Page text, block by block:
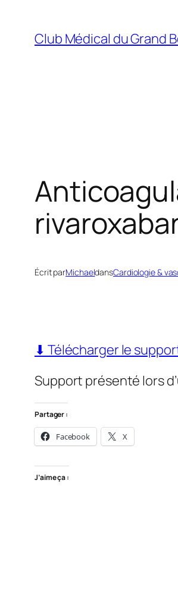
contenu
Club Médical du Grand
Écrit parMichaeldansCardiologie &
⬇ Télécharger le
Support présenté lors
Partager :
Facebook X
J’aime ça :